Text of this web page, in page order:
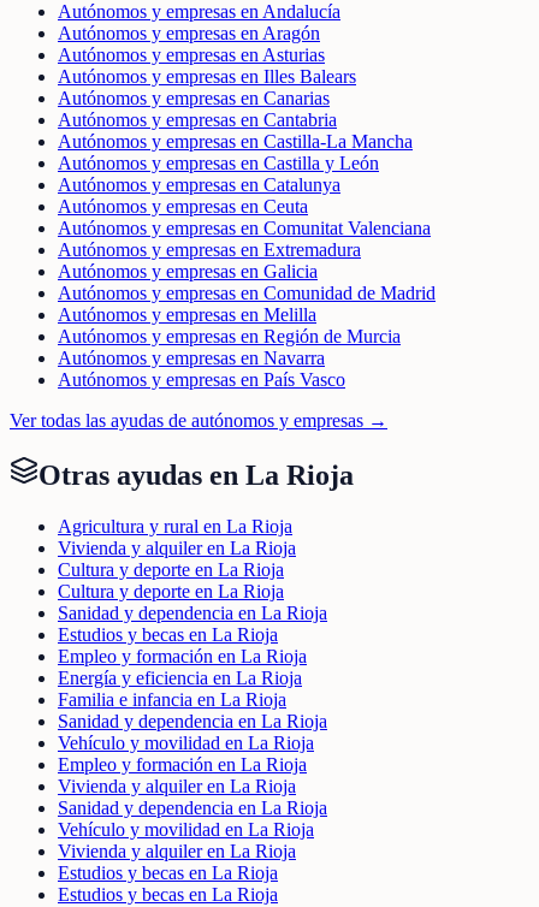
Autónomos y empresas en Andalucía
Autónomos y empresas en Aragón
Autónomos y empresas en Asturias
Autónomos y empresas en Illes Balears
Autónomos y empresas en Canarias
Autónomos y empresas en Cantabria
Autónomos y empresas en Castilla-La Mancha
Autónomos y empresas en Castilla y León
Autónomos y empresas en Catalunya
Autónomos y empresas en Ceuta
Autónomos y empresas en Comunitat Valenciana
Autónomos y empresas en Extremadura
Autónomos y empresas en Galicia
Autónomos y empresas en Comunidad de Madrid
Autónomos y empresas en Melilla
Autónomos y empresas en Región de Murcia
Autónomos y empresas en Navarra
Autónomos y empresas en País Vasco
Ver todas las ayudas de autónomos y empresas →
Otras ayudas en La Rioja
Agricultura y rural en La Rioja
Vivienda y alquiler en La Rioja
Cultura y deporte en La Rioja
Cultura y deporte en La Rioja
Sanidad y dependencia en La Rioja
Estudios y becas en La Rioja
Empleo y formación en La Rioja
Energía y eficiencia en La Rioja
Familia e infancia en La Rioja
Sanidad y dependencia en La Rioja
Vehículo y movilidad en La Rioja
Empleo y formación en La Rioja
Vivienda y alquiler en La Rioja
Sanidad y dependencia en La Rioja
Vehículo y movilidad en La Rioja
Vivienda y alquiler en La Rioja
Estudios y becas en La Rioja
Estudios y becas en La Rioja